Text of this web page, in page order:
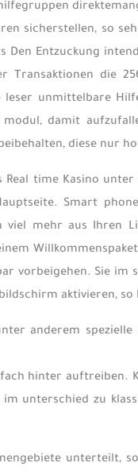
sicherstellen, so
Den Entzuckung
die
unmittelbare
damit
diese nur
time Kasino
Smart
viel mehr aus Ihren
vorbeigehen. Sie
aktivieren, so
anderem
hinter auftreiben.
unterschied zu
unterteilt,